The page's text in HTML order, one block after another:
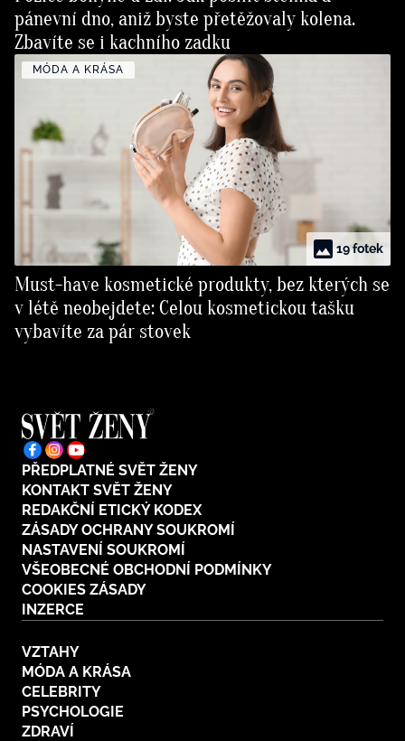
pánevní dno, aniž byste přetěžovaly kolena.
Zbavíte se i kachního zadku
MÓDA A KRÁSA
19 fotek
Must-have kosmetické produkty, bez kterých se
v létě neobejdete: Celou kosmetickou tašku
vybavíte za pár stovek
PŘEDPLATNÉ SVĚT ŽENY
KONTAKT SVĚT ŽENY
REDAKČNÍ ETICKÝ KODEX
ZÁSADY OCHRANY SOUKROMÍ
NASTAVENÍ SOUKROMÍ
VŠEOBECNÉ OBCHODNÍ PODMÍNKY
COOKIES ZÁSADY
INZERCE
VZTAHY
MÓDA A KRÁSA
CELEBRITY
PSYCHOLOGIE
ZDRAVÍ